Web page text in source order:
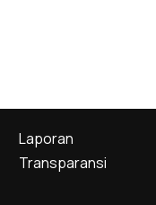
Laporan
Transparansi